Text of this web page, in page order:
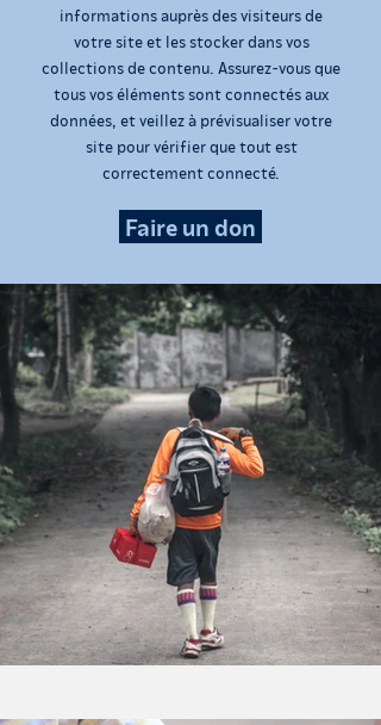
informations auprès des visiteurs de
votre site et les stocker dans vos
collections de contenu. Assurez-vous que
tous vos éléments sont connectés aux
données, et veillez à prévisualiser votre
site pour vérifier que tout est
correctement connecté.
Faire un don